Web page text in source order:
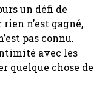
un défi de
n’est gagné,
pas connu.
avec les
quelque chose de